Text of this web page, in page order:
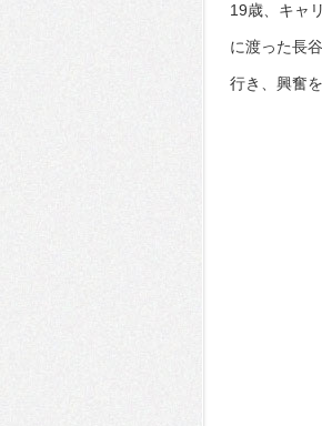
19歳、キャ
に渡った長
行き、興奮